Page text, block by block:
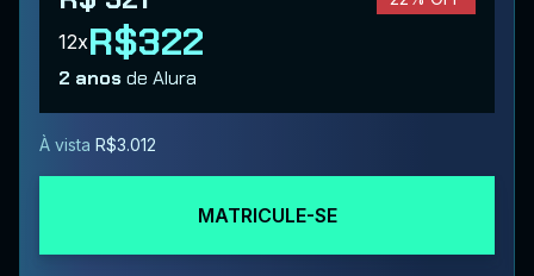
12xR$322
2 anosde Alura
À vista R$3.012
MATRICULE-SE